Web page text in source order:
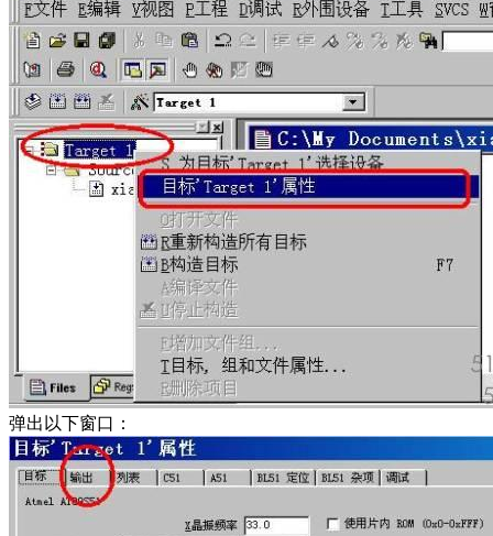
弹出以下窗口：